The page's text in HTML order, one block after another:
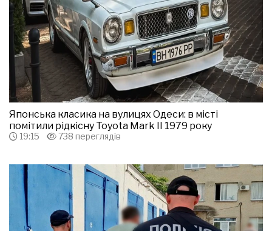
Японська класика на вулицях Одеси: в місті
помітили рідкісну Toyota Mark II 1979 року
19:15 738 переглядів